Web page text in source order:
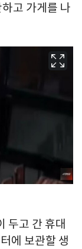
고 가게를 나
두고 간 휴대
에 보관할 생